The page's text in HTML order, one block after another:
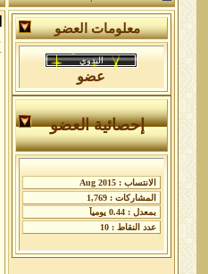
معلومات العضو
عضو
إحصائية العضو